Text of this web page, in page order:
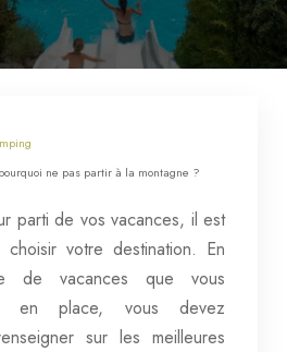
ne pas partir à la montagne ?
parti de vos vacances, il est
votre destination. En
de vacances que vous
en place, vous devez
sur les meilleures